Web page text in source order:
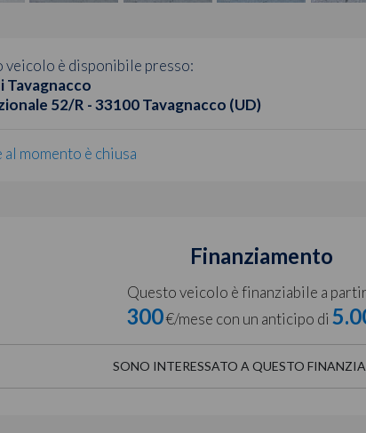
veicolo è disponibile presso:
Tavagnacco
52/R - 33100 Tavagnacco (UD)
al momento è chiusa
Finanziamento
Questo veicolo è finanziabile a
300€/mese con un anticipo di
SONO INTERESSATO A QUESTO